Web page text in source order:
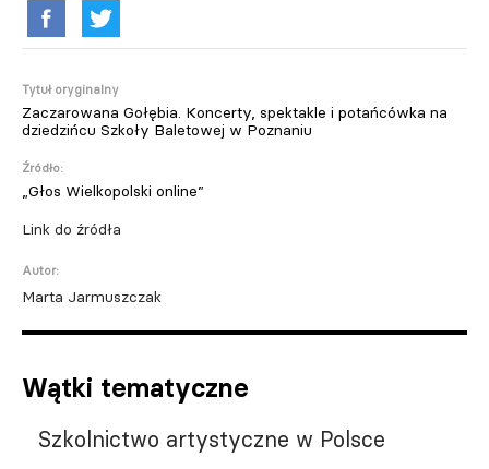
Tytuł oryginalny
Zaczarowana Gołębia. Koncerty, spektakle i potańcówka na
dziedzińcu Szkoły Baletowej w Poznaniu
Źródło:
„Głos Wielkopolski online”
Link do źródła
Autor:
Marta Jarmuszczak
Wątki tematyczne
Szkolnictwo artystyczne w Polsce